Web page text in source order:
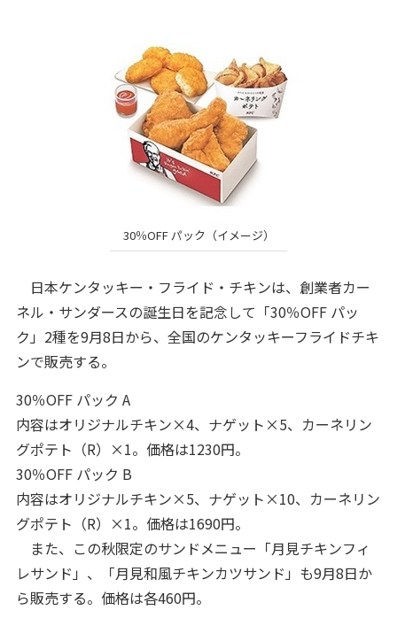
30％OFF パック（イメージ）
日本ケンタッキー・フライド・チキンは、創業者カー
ネル・サンダースの誕生日を記念して「30％OFF パッ
ク」2種を9月8日から、全国のケンタッキーフライドチキ
ンで販売する。
30％OFF パック A
内容はオリジナルチキン×4、ナゲット×5、カーネリン
グポテト（R）×1。価格は1230円。
30％OFF パック B
内容はオリジナルチキン×5、ナゲット×10、カーネリン
グポテト（R）×1。価格は1690円。
また、この秋限定のサンドメニュー「月見チキンフィ
レサンド」、「月見和風チキンカツサンド」も9月8日か
ら販売する。価格は各460円。